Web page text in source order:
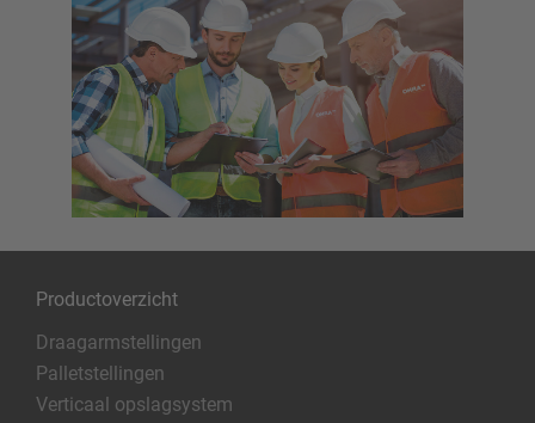
Productoverzicht
Draagarmstellingen
Palletstellingen
Verticaal opslagsystem